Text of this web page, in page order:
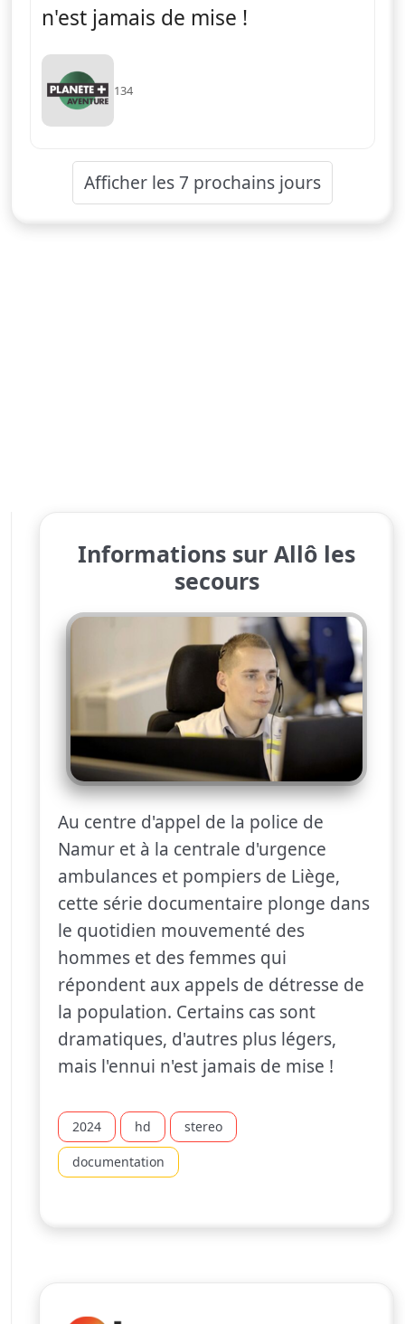
n'est jamais de mise !
134
Afficher les 7 prochains jours
Informations sur Allô les
secours
Au centre d'appel de la police de
Namur et à la centrale d'urgence
ambulances et pompiers de Liège,
cette série documentaire plonge dans
le quotidien mouvementé des
hommes et des femmes qui
répondent aux appels de détresse de
la population. Certains cas sont
dramatiques, d'autres plus légers,
mais l'ennui n'est jamais de mise !
2024 hd stereo
documentation